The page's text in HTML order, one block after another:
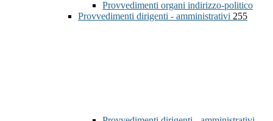
Provvedimenti organi indirizzo-politico
Provvedimenti dirigenti - amministrativi 255